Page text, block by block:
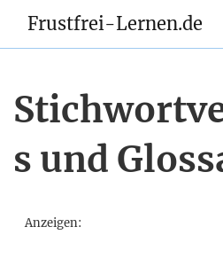
Frustfrei-Lernen.de
s und
Anzeigen: